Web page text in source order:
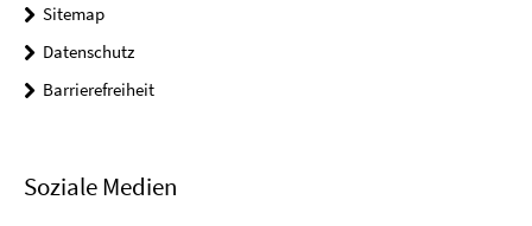
Sitemap
Datenschutz
Barrierefreiheit
Soziale Medien